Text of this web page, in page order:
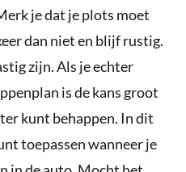
je dat je plots moet
dan niet en blijf rustig.
zijn. Als je echter
is de kans groot
kunt behappen. In dit
toepassen wanneer je